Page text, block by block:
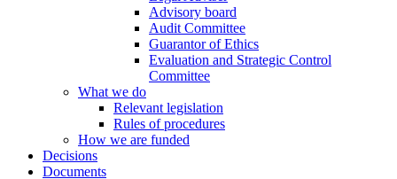
Advisory board
Audit Committee
Guarantor of Ethics
Evaluation and Strategic Control
Committee
What we do
Relevant legislation
Rules of procedures
How we are funded
Decisions
Documents